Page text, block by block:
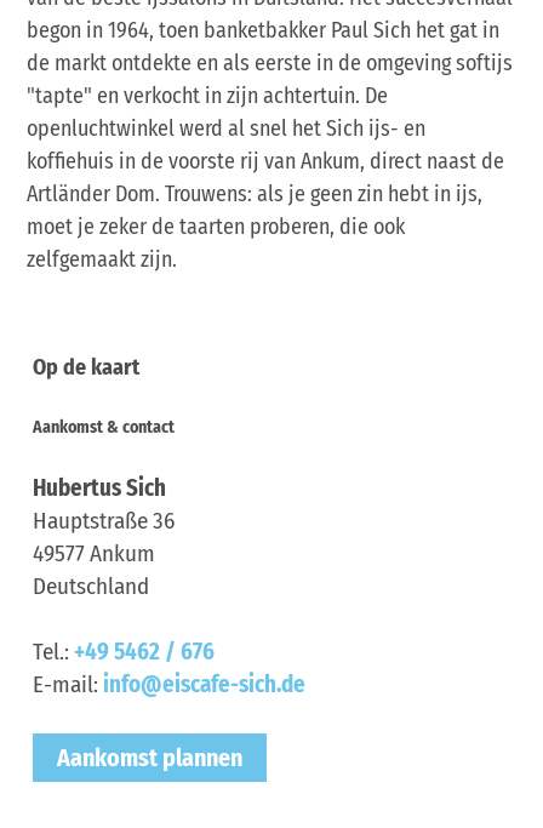
begon in 1964, toen banketbakker Paul Sich het gat in
de markt ontdekte en als eerste in de omgeving softijs
"tapte" en verkocht in zijn achtertuin. De
openluchtwinkel werd al snel het Sich ijs- en
koffiehuis in de voorste rij van Ankum, direct naast de
Artländer Dom. Trouwens: als je geen zin hebt in ijs,
moet je zeker de taarten proberen, die ook
zelfgemaakt zijn.
Op de kaart
Aankomst & contact
Hubertus Sich
Hauptstraße 36
49577Ankum
Deutschland
Tel.: +49 5462 / 676
E-mail: info@eiscafe-sich.de
Aankomst plannen